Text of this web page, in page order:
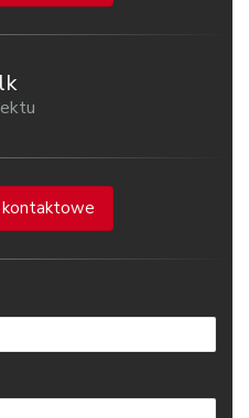
kontaktowe